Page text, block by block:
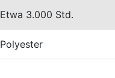
Etwa 3.000 Std.
Polyester